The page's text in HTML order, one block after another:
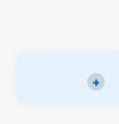
+